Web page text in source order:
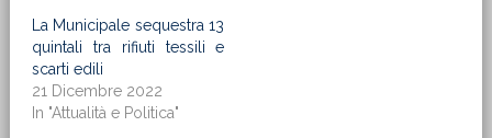
La Municipale sequestra 13
quintali tra rifiuti tessili e
scarti edili
21 Dicembre 2022
In "Attualità e Politica"